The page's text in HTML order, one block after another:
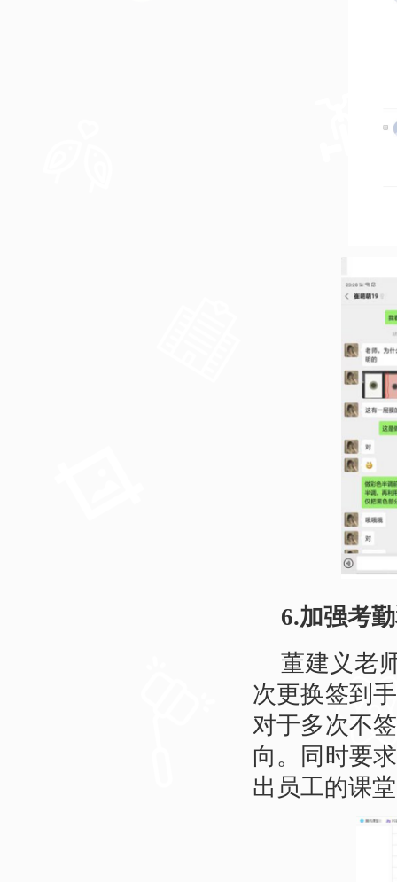
6.加强考
董建义老
次更换签到
对于多次不
向。同时要
出员工的课